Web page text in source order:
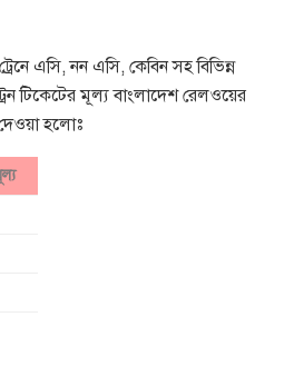
এসি, নন এসি, কেবিন সহ বিভিন্ন
টিকেটের মূল্য বাংলাদেশ রেলওয়ের
দেওয়া হলোঃ